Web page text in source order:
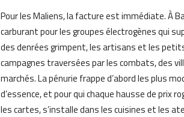
Pour les Maliens, la facture est immédiate. À
carburant pour les groupes électrogènes qui
des denrées grimpent, les artisans et les
campagnes traversées par les combats, des
marchés. La pénurie frappe d’abord les plus
d’essence, et pour qui chaque hausse de prix
les cartes, s’installe dans les cuisines et les